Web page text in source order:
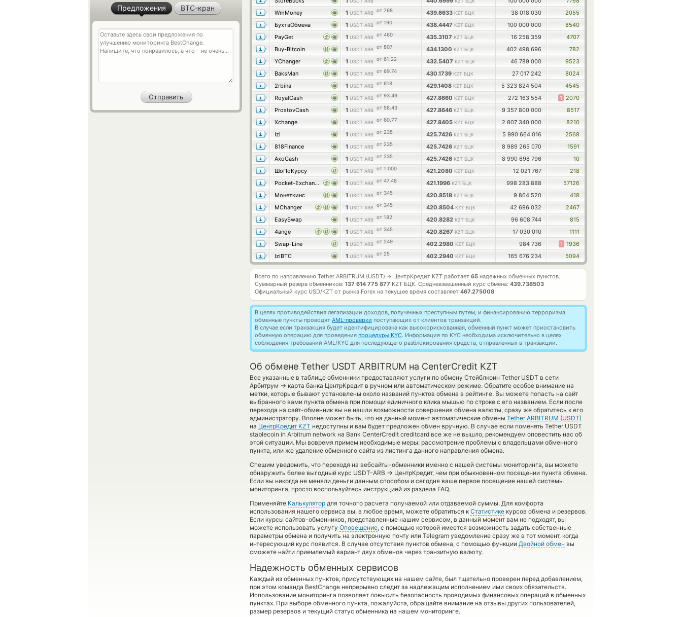
WmMoney
1 USDT ARB от 768 439.6633 KZT БЦК 38 018 030
2055
БухтаОбмена
1 USDT ARB от 190 438.4447 KZT БЦК 100 000 000
8540
PayGet
1 USDT ARB от 460 435.3107 KZT БЦК 16 258 359
4707
Buy-Bitcoin
1 USDT ARB от 807 434.1300 KZT БЦК 402 498 696
782
YChanger
1 USDT ARB от 61.22 432.5407 KZT БЦК 46 789 000
9523
BaksMan
1 USDT ARB от 69.74 430.1739 KZT БЦК 27 017 242
8024
2rbina
1 USDT ARB от 618 429.1408 KZT БЦК 5 323 824 504
4545
RoyalCash
1 USDT ARB от 93.49 427.8660 KZT БЦК 272 163 554 1 2070
ProstovCash
1 USDT ARB от 58.43 427.8646 KZT БЦК 9 357 800 000
8517
Xchange
1 USDT ARB от 60.77 427.8405 KZT БЦК 2 807 340 000
8210
Izi
1 USDT ARB от 235 425.7426 KZT БЦК 5 990 664 016
2568
818Finance
1 USDT ARB от 235 425.7426 KZT БЦК 8 989 265 070
1591
AxoCash
1 USDT ARB от 235 425.7426 KZT БЦК 8 990 698 796
10
ШоПоКурсу
1 USDT ARB от 1 000 421.2080 KZT БЦК 12 021 767
218
Pocket-Exchange
1 USDT ARB от 47.48 421.1996 KZT БЦК 998 283 888
57126
Монеткинс
1 USDT ARB от 345 420.8518 KZT БЦК 9 864 520
418
MChanger
1 USDT ARB от 345 420.8504 KZT БЦК 42 696 032
2467
EasySwap
1 USDT ARB от 182 420.8282 KZT БЦК 96 608 744
815
4ange
1 USDT ARB от 345 420.8267 KZT БЦК 17 030 010
1111
Swap-Line
1 USDT ARB от 249 402.2980 KZT БЦК 984 736 1 1936
IziBTC
1 USDT ARB от 25 402.2940 KZT БЦК 165 676 234 5094
Всего по направлению Tether ARBITRUM (USDT) → ЦентрКредит KZT работает 65 надежных обменных пунктов.
Суммарный резерв обменников: 137 614 775 877 KZT БЦК. Средневзвешенный курс обмена: 439.738503
Официальный курс USD/KZT от рынка Forex на текущее время составляет 467.275008
В целях противодействия легализации доходов, полученных преступным путем, и финансированию терроризма
обменные пункты проводят AML-проверки поступающих от клиентов транзакций.
В случае если транзакция будет идентифицирована как высокорискованная, обменный пункт может приостановить
обменную операцию для проведения процедуры KYC. Информация по KYC необходима исключительно в целях
соблюдения требований AML/KYC для последующего разблокирования средств, отправленных в транзакции.
Об обмене Tether USDT ARBITRUM на CenterCredit KZT
Все указанные в таблице обменники предоставляют услуги по обмену Стейблкоин Tether USDT в сети
Арбитрум → карта банка ЦентрКредит в ручном или автоматическом режиме. Обратите особое внимание на
метки, которые бывают установлены около названий пунктов обмена в рейтинге. Вы можете попасть на сайт
выбранного вами пункта обмена при помощи единичного клика мышью по строке с его названием. Если после
перехода на сайт-обменник вы не нашли возможности совершения обмена валюты, сразу же обратитесь к его
администратору. Вполне может быть, что на данный момент автоматические обмены Tether ARBITRUM (USDT)
на ЦентрКредит KZT недоступны и вам будет предложен обмен вручную. В случае если поменять Tether USDT
stablecoin in Arbitrum network на Bank CenterCredit creditcard все же не вышло, рекомендуем оповестить нас об
этой ситуации. Мы вовремя примем необходимые меры: рассмотрение проблемы с владельцами обменного
пункта, или же удаление обменного сайта из листинга данного направления обмена.
Спешим уведомить, что переходя на вебсайты-обменники именно с нашей системы мониторинга, вы можете
обнаружить более выгодный курс USDT-ARB → ЦентрКредит, чем при обыкновенном посещении пункта обмена.
Если вы никогда не меняли деньги данным способом и сегодня ваше первое посещение нашей системы
мониторинга, просто воспользуйтесь инструкцией из раздела FAQ.
Применяйте Калькулятор для точного расчета получаемой или отдаваемой суммы. Для комфорта
использования нашего сервиса вы, в любое время, можете обратиться к Статистике курсов обмена и резервов.
Если курсы сайтов-обменников, представленные нашим сервисом, в данный момент вам не подходят, вы
можете использовать услугу Оповещение, с помощью которой имеется возможность задать собственные
параметры обмена и получить на электронную почту или Telegram уведомление сразу же в тот момент, когда
интересующий курс появится. В случае отсутствия пунктов обмена, с помощью функции Двойной обмен вы
сможете найти приемлемый вариант двух обменов через транзитную валюту.
Надежность обменных сервисов
Каждый из обменных пунктов, присутствующих на нашем сайте, был тщательно проверен перед добавлением,
при этом команда BestChange непрерывно следит за надлежащим исполнением ими своих обязательств.
Использование мониторинга позволяет повысить безопасность проводимых финансовых операций в обменных
пунктах. При выборе обменного пункта, пожалуйста, обращайте внимание на отзывы других пользователей,
размер резервов и текущий статус обменника на нашем мониторинге.
Предложения BTC-кран